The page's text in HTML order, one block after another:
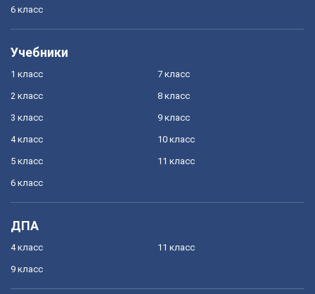
6 класс
Учебники
1 класс
2 класс
3 класс
4 класс
5 класс
6 класс
7 класс
8 класс
9 класс
10 класс
11 класс
ДПА
4 класс
9 класс
11 класс